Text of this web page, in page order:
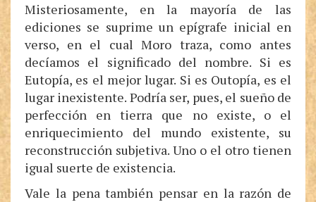
Misteriosamente, en la mayoría de las
ediciones se suprime un epígrafe inicial en
verso, en el cual Moro traza, como antes
decíamos el significado del nombre. Si es
Eutopía, es el mejor lugar. Si es Outopía, es el
lugar inexistente. Podría ser, pues, el sueño de
perfección en tierra que no existe, o el
enriquecimiento del mundo existente, su
reconstrucción subjetiva. Uno o el otro tienen
igual suerte de existencia.
Vale la pena también pensar en la razón de